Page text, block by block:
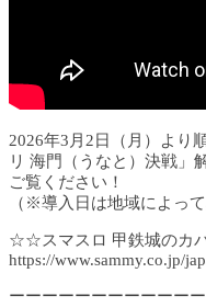
2026年3月2日（月）より
リ 海門（うなと）決戦」
ご覧ください！
（※導入日は地域によっ
☆☆スマスロ 甲鉄城のカ
https://www.sammy.co.jp/
ーーーーーーーーーーー